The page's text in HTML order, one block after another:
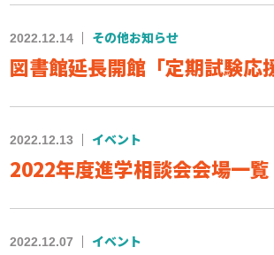
2022.12.14 その他お知らせ
図書館延長開館「定期試験
2022.12.13 イベント
2022年度進学相談会会場一覧
2022.12.07 イベント